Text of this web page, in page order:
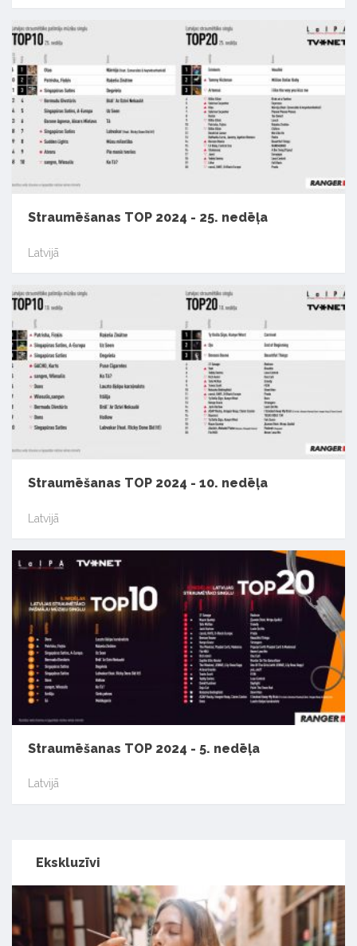
Straumēšanas TOP 2024 - 25. nedēļa
Latvijā
Straumēšanas TOP 2024 - 10. nedēļa
Latvijā
Straumēšanas TOP 2024 - 5. nedēļa
Latvijā
Ekskluzīvi